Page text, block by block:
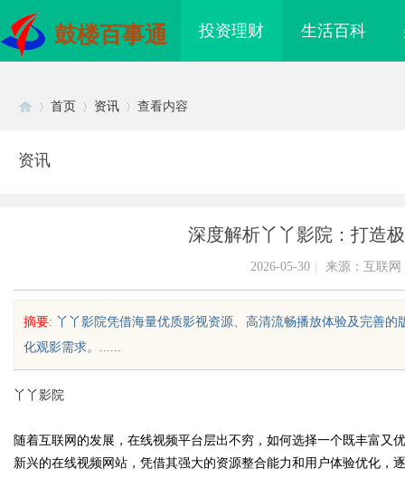
鼓楼百事通 投资理财 生活百科
首页 资讯 查看内容
资讯
深度解析丫丫影院：打造
2026-05-30 来源：互联网
摘要: 丫丫影院凭借海量优质影视资源、高清流畅播放体验及完善
化观影需求。......
丫丫影院
随着互联网的发展，在线视频平台层出不穷，如何选择一个既丰富又
新兴的在线视频网站，凭借其强大的资源整合能力和用户体验优化，
全貌与应用